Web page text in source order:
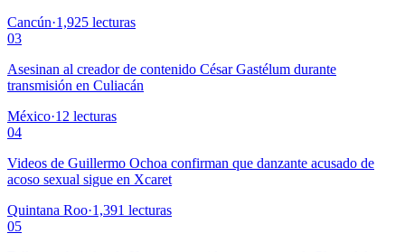
Cancún·1,925 lecturas
03
Asesinan al creador de contenido César Gastélum durante
transmisión en Culiacán
México·12 lecturas
04
Videos de Guillermo Ochoa confirman que danzante acusado de
acoso sexual sigue en Xcaret
Quintana Roo·1,391 lecturas
05